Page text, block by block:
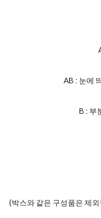
AB : 눈에
B : 부
(박스와 같은 구성품은 제